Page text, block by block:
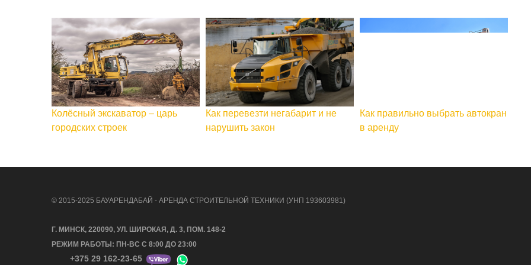
Колёсный экскаватор – царь
городских строек
Как перевезти негабарит и не
нарушить закон
Как правильно выбрать автокран
в аренду
© 2015-2025 БАУАРЕНДАБАЙ - АРЕНДА СТРОИТЕЛЬНОЙ ТЕХНИКИ (УНП 193603981)
Г. МИНСК, 220090, УЛ. ШИРОКАЯ, Д. 3, ПОМ. 148-2
РЕЖИМ РАБОТЫ: ПН-ВС С 8:00 ДО 23:00
+375 29 162-23-65